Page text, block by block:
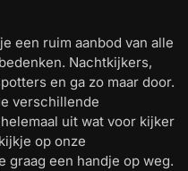
een ruim aanbod van alle
Nachtkijkers,
en ga zo maar door.
verschillende
uit wat voor kijker
op onze
graag een handje op weg.